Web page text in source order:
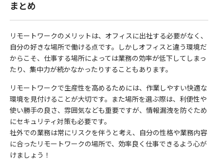
まとめ
リモートワークのメリットは、オフィスに出社する必要がなく、
自分の好きな場所で働ける点です。しかしオフィスと違う環境だ
からこそ、仕事する場所によっては業務の効率が低下してしまっ
たり、集中力が続かなかったりすることもあります。
リモートワークで生産性を高めるためには、作業しやすい快適な
環境を見付けることが大切です。また場所を選ぶ際は、利便性や
使い勝手の良さ、雰囲気なども重要ですが、情報漏洩を防ぐため
にセキュリティ対策も必要です。
社外での業務は常にリスクを伴うと考え、自分の性格や業務内容
に合ったリモートワークの場所で、効率良く仕事できるよう心が
けましょう！